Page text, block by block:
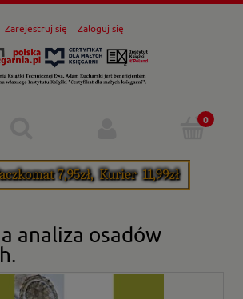
Zarejestruj się Zaloguj się
analiza osadów